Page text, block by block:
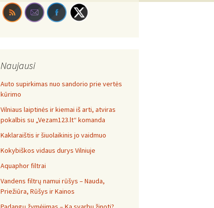
Naujausi
Auto supirkimas nuo sandorio prie vertės
kūrimo
Vilniaus laiptinės ir kiemai iš arti, atviras
pokalbis su „Vezam123.lt“ komanda
Kaklaraištis ir šiuolaikinis jo vaidmuo
Kokybiškos vidaus durys Vilniuje
Aquaphor filtrai
Vandens filtrų namui rūšys – Nauda,
Priežiūra, Rūšys ir Kainos